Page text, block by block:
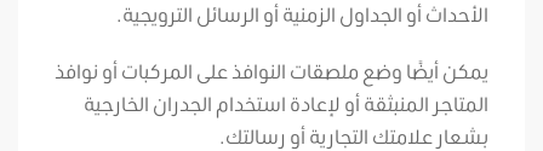
الأحداث أو الجداول الزمنية أو الرسائل الترويجية.
يمكن أيضًا وضع ملصقات النوافذ على المركبات أو نوافذ
المتاجر المنبثقة أو لإعادة استخدام الجدران الخارجية
بشعار علامتك التجارية أو رسالتك.